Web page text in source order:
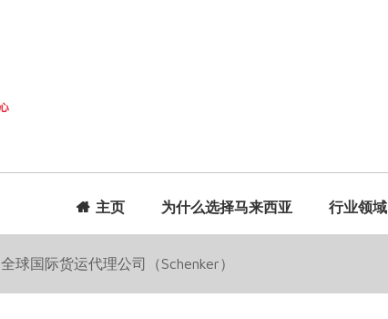
主页 为什么选择马来西亚 行业领域
全球国际货运代理公司（Schenker）